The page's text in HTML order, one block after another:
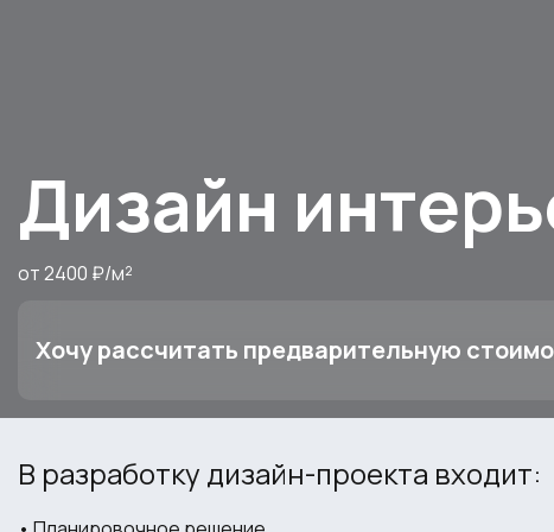
Дизайн
от 2400 ₽/м²
Хочу рассчитать предварительную
В разработку дизайн-проекта входит: